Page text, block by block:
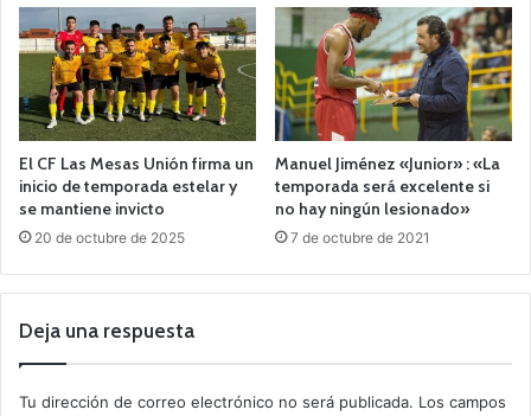
El CF Las Mesas Unión firma un
inicio de temporada estelar y
se mantiene invicto
20 de octubre de 2025
Manuel Jiménez «Junior» : «La
temporada será excelente si
no hay ningún lesionado»
7 de octubre de 2021
Deja una respuesta
Tu dirección de correo electrónico no será publicada. Los campos